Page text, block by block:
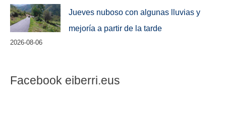
Jueves nuboso con algunas lluvias y
mejoría a partir de la tarde
2026-08-06
Facebook eiberri.eus